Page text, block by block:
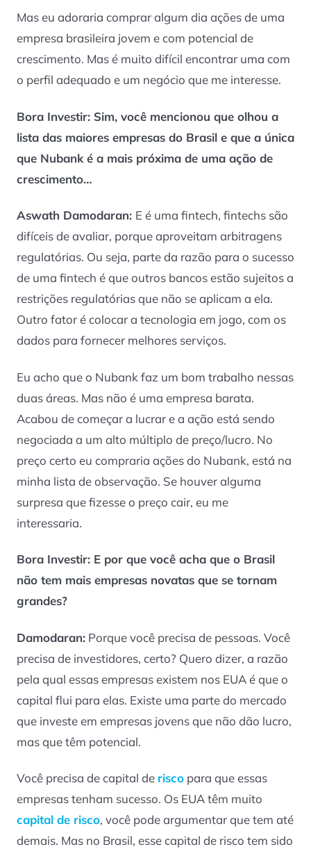
Mas eu adoraria comprar algum dia ações de uma
empresa brasileira jovem e com potencial de
crescimento. Mas é muito difícil encontrar uma com
o perfil adequado e um negócio que me interesse.
Bora Investir: Sim, você mencionou que olhou a
lista das maiores empresas do Brasil e que a única
que Nubank é a mais próxima de uma ação de
crescimento…
Aswath Damodaran: E é uma fintech, fintechs são
difíceis de avaliar, porque aproveitam arbitragens
regulatórias. Ou seja, parte da razão para o sucesso
de uma fintech é que outros bancos estão sujeitos a
restrições regulatórias que não se aplicam a ela.
Outro fator é colocar a tecnologia em jogo, com os
dados para fornecer melhores serviços.
Eu acho que o Nubank faz um bom trabalho nessas
duas áreas. Mas não é uma empresa barata.
Acabou de começar a lucrar e a ação está sendo
negociada a um alto múltiplo de preço/lucro. No
preço certo eu compraria ações do Nubank, está na
minha lista de observação. Se houver alguma
surpresa que fizesse o preço cair, eu me
interessaria.
Bora Investir: E por que você acha que o Brasil
não tem mais empresas novatas que se tornam
grandes?
Damodaran: Porque você precisa de pessoas. Você
precisa de investidores, certo? Quero dizer, a razão
pela qual essas empresas existem nos EUA é que o
capital flui para elas. Existe uma parte do mercado
que investe em empresas jovens que não dão lucro,
mas que têm potencial.
Você precisa de capital de risco para que essas
empresas tenham sucesso. Os EUA têm muito
capital de risco, você pode argumentar que tem até
demais. Mas no Brasil, esse capital de risco tem sido